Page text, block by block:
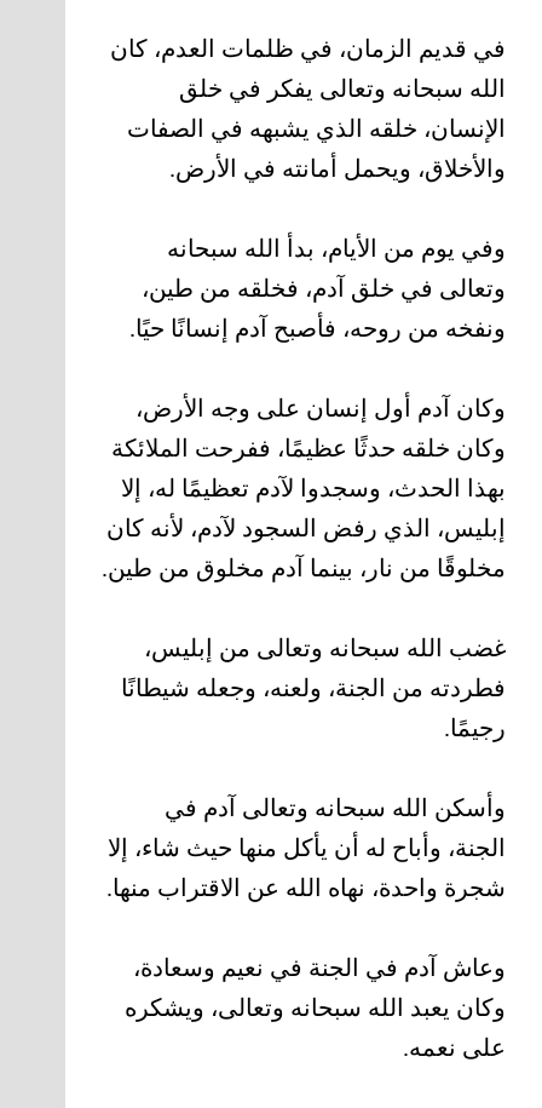
في قديم الزمان، في ظلمات العدم، كان
الله سبحانه وتعالى يفكر في خلق
الإنسان، خلقه الذي يشبهه في الصفات
والأخلاق، ويحمل أمانته في الأرض.
وفي يوم من الأيام، بدأ الله سبحانه
وتعالى في خلق آدم، فخلقه من طين،
ونفخه من روحه، فأصبح آدم إنسانًا حيًا.
وكان آدم أول إنسان على وجه الأرض،
وكان خلقه حدثًا عظيمًا، ففرحت الملائكة
بهذا الحدث، وسجدوا لآدم تعظيمًا له، إلا
إبليس، الذي رفض السجود لآدم، لأنه كان
مخلوقًا من نار، بينما آدم مخلوق من طين.
غضب الله سبحانه وتعالى من إبليس،
فطردته من الجنة، ولعنه، وجعله شيطانًا
رجيمًا.
وأسكن الله سبحانه وتعالى آدم في
الجنة، وأباح له أن يأكل منها حيث شاء، إلا
شجرة واحدة، نهاه الله عن الاقتراب منها.
وعاش آدم في الجنة في نعيم وسعادة،
وكان يعبد الله سبحانه وتعالى، ويشكره
على نعمه.